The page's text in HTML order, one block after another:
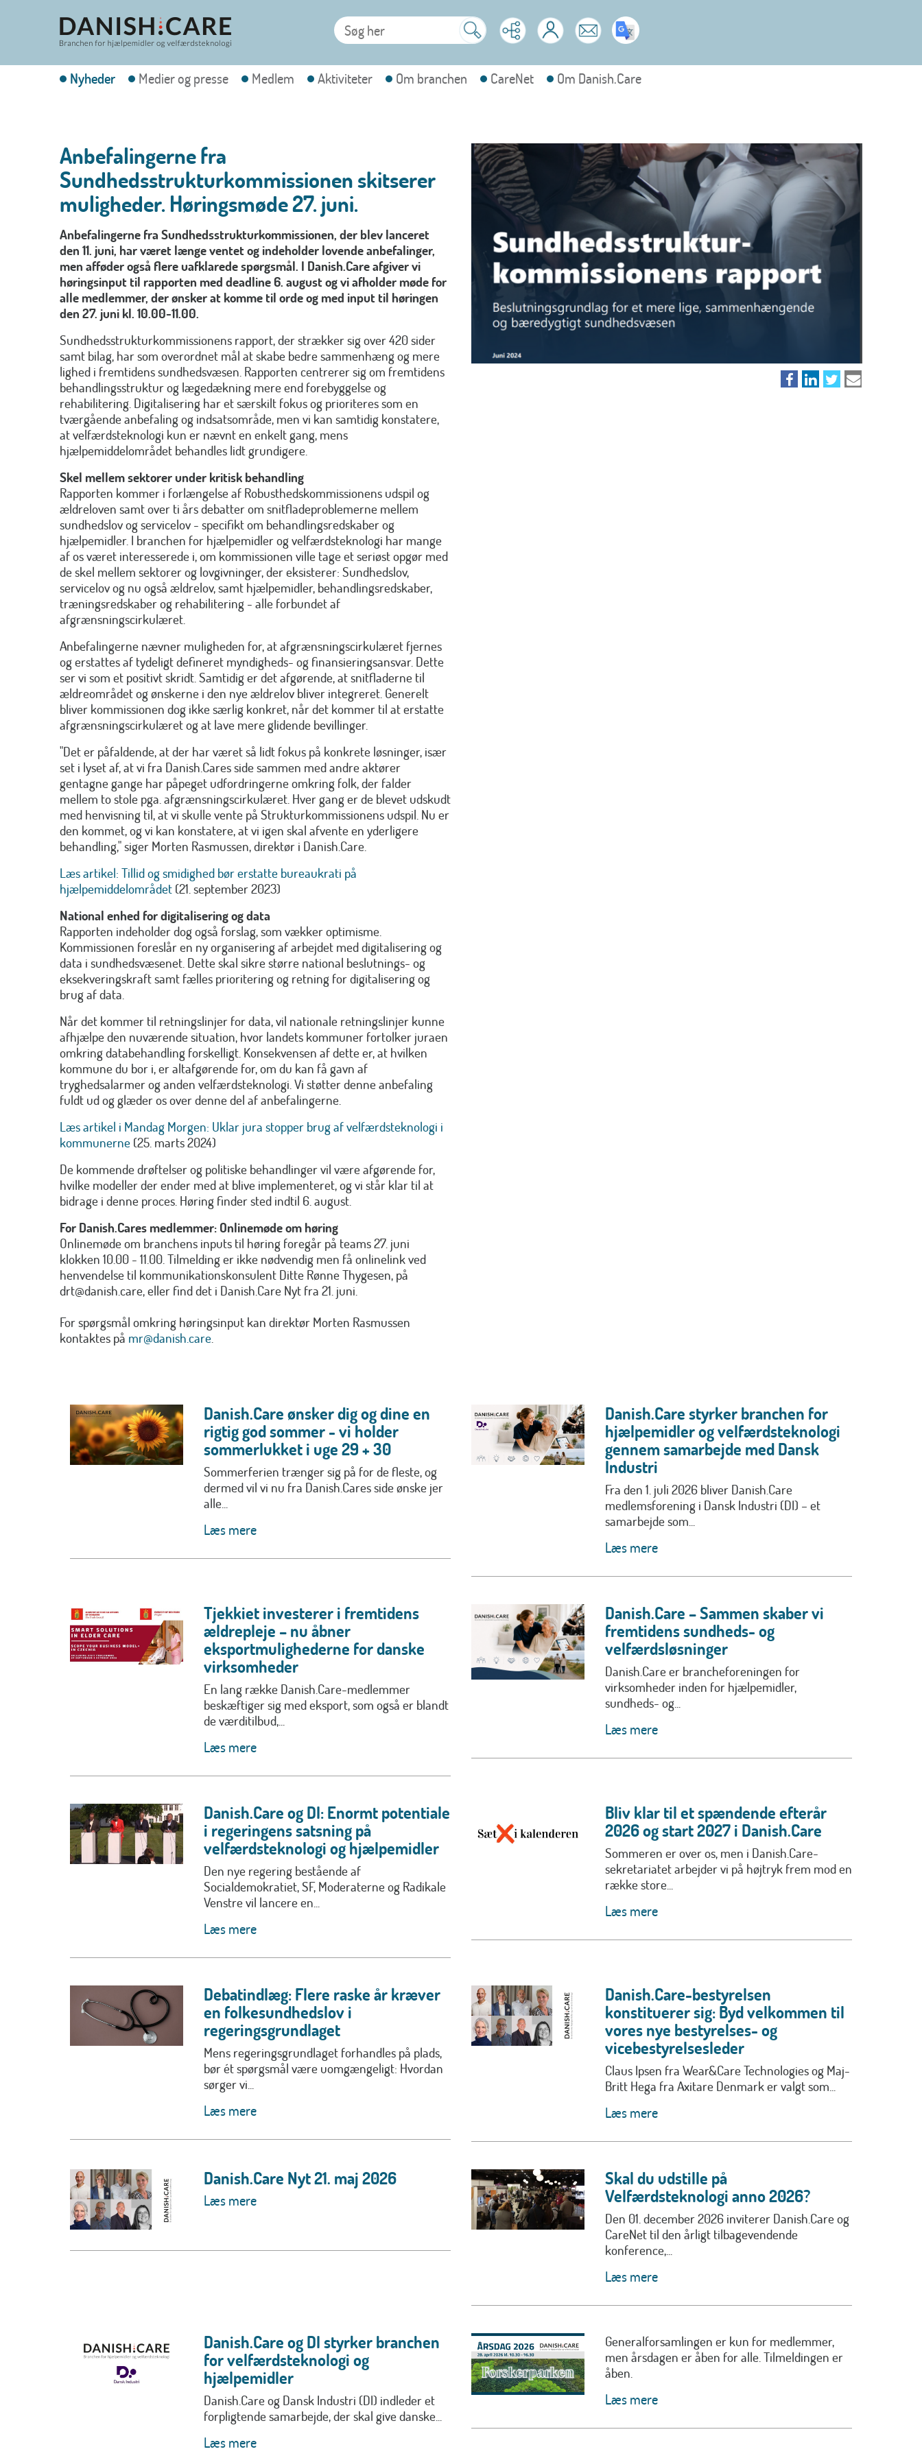
Nyheder Medier og presse Medlem Aktiviteter Om branchen CareNet Om Danish.Care
Anbefalingerne fra
Sundhedsstrukturkommissionen skitserer
muligheder. Høringsmøde 27. juni.
Anbefalingerne fra Sundhedsstrukturkommissionen, der blev lanceret
den 11. juni, har været længe ventet og indeholder lovende anbefalinger,
men afføder også flere uafklarede spørgsmål. I Danish.Care afgiver vi
høringsinput til rapporten med deadline 6. august og vi afholder møde for
alle medlemmer, der ønsker at komme til orde og med input til høringen
den 27. juni kl. 10.00-11.00.
Sundhedsstrukturkommissionens rapport, der strækker sig over 420 sider
samt bilag, har som overordnet mål at skabe bedre sammenhæng og mere
lighed i fremtidens sundhedsvæsen. Rapporten centrerer sig om fremtidens
behandlingsstruktur og lægedækning mere end forebyggelse og
rehabilitering. Digitalisering har et særskilt fokus og prioriteres som en
tværgående anbefaling og indsatsområde, men vi kan samtidig konstatere,
at velfærdsteknologi kun er nævnt en enkelt gang, mens
hjælpemiddelområdet behandles lidt grundigere.
Skel mellem sektorer under kritisk behandling
Rapporten kommer i forlængelse af Robusthedskommissionens udspil og
ældreloven samt over ti års debatter om snitfladeproblemerne mellem
sundhedslov og servicelov - specifikt om behandlingsredskaber og
hjælpemidler. I branchen for hjælpemidler og velfærdsteknologi har mange
af os været interesserede i, om kommissionen ville tage et seriøst opgør med
de skel mellem sektorer og lovgivninger, der eksisterer: Sundhedslov,
servicelov og nu også ældrelov, samt hjælpemidler, behandlingsredskaber,
træningsredskaber og rehabilitering - alle forbundet af
afgrænsningscirkulæret.
Anbefalingerne nævner muligheden for, at afgrænsningscirkulæret fjernes
og erstattes af tydeligt defineret myndigheds- og finansieringsansvar. Dette
ser vi som et positivt skridt. Samtidig er det afgørende, at snitfladerne til
ældreområdet og ønskerne i den nye ældrelov bliver integreret. Generelt
bliver kommissionen dog ikke særlig konkret, når det kommer til at erstatte
afgrænsningscirkulæret og at lave mere glidende bevillinger.
"Det er påfaldende, at der har været så lidt fokus på konkrete løsninger, især
set i lyset af, at vi fra Danish.Cares side sammen med andre aktører
gentagne gange har påpeget udfordringerne omkring folk, der falder
mellem to stole pga. afgrænsningscirkulæret. Hver gang er de blevet udskudt
med henvisning til, at vi skulle vente på Strukturkommissionens udspil. Nu er
den kommet, og vi kan konstatere, at vi igen skal afvente en yderligere
behandling," siger Morten Rasmussen, direktør i Danish.Care.
Læs artikel: Tillid og smidighed bør erstatte bureaukrati på
hjælpemiddelområdet (21. september 2023)
National enhed for digitalisering og data
Rapporten indeholder dog også forslag, som vækker optimisme.
Kommissionen foreslår en ny organisering af arbejdet med digitalisering og
data i sundhedsvæsenet. Dette skal sikre større national beslutnings- og
eksekveringskraft samt fælles prioritering og retning for digitalisering og
brug af data.
Når det kommer til retningslinjer for data, vil nationale retningslinjer kunne
afhjælpe den nuværende situation, hvor landets kommuner fortolker juraen
omkring databehandling forskelligt. Konsekvensen af dette er, at hvilken
kommune du bor i, er altafgørende for, om du kan få gavn af
tryghedsalarmer og anden velfærdsteknologi. Vi støtter denne anbefaling
fuldt ud og glæder os over denne del af anbefalingerne.
Læs artikel i Mandag Morgen: Uklar jura stopper brug af velfærdsteknologi i
kommunerne (25. marts 2024)
De kommende drøftelser og politiske behandlinger vil være afgørende for,
hvilke modeller der ender med at blive implementeret, og vi står klar til at
bidrage i denne proces. Høring finder sted indtil 6. august.
For Danish.Cares medlemmer: Onlinemøde om høring
Onlinemøde om branchens inputs til høring foregår på teams 27. juni
klokken 10.00 - 11.00. Tilmelding er ikke nødvendig men få onlinelink ved
henvendelse til kommunikationskonsulent Ditte Rønne Thygesen, på
drt@danish.care, eller find det i Danish.Care Nyt fra 21. juni.
For spørgsmål omkring høringsinput kan direktør Morten Rasmussen
kontaktes på mr@danish.care.
Danish.Care ønsker dig og dine en
rigtig god sommer - vi holder
sommerlukket i uge 29 + 30
Sommerferien trænger sig på for de fleste, og
dermed vil vi nu fra Danish.Cares side ønske jer
alle...
Læs mere
Danish.Care styrker branchen for
hjælpemidler og velfærdsteknologi
gennem samarbejde med Dansk
Industri
Fra den 1. juli 2026 bliver Danish.Care
medlemsforening i Dansk Industri (DI) – et
samarbejde som...
Læs mere
Tjekkiet investerer i fremtidens
ældrepleje – nu åbner
eksportmulighederne for danske
virksomheder
En lang række Danish.Care-medlemmer
beskæftiger sig med eksport, som også er blandt
de værditilbud,...
Læs mere
Danish.Care – Sammen skaber vi
fremtidens sundheds- og
velfærdsløsninger
Danish.Care er brancheforeningen for
virksomheder inden for hjælpemidler,
sundheds- og...
Læs mere
Danish.Care og DI: Enormt potentiale
i regeringens satsning på
velfærdsteknologi og hjælpemidler
Den nye regering bestående af
Socialdemokratiet, SF, Moderaterne og Radikale
Venstre vil lancere en...
Læs mere
Bliv klar til et spændende efterår
2026 og start 2027 i Danish.Care
Sommeren er over os, men i Danish.Care-
sekretariatet arbejder vi på højtryk frem mod en
række store...
Læs mere
Debatindlæg: Flere raske år kræver
en folkesundhedslov i
regeringsgrundlaget
Mens regeringsgrundlaget forhandles på plads,
bør ét spørgsmål være uomgængeligt: Hvordan
sørger vi...
Læs mere
Danish.Care-bestyrelsen
konstituerer sig: Byd velkommen til
vores nye bestyrelses- og
vicebestyrelsesleder
Claus Ipsen fra Wear&Care Technologies og Maj-
Britt Hega fra Axitare Denmark er valgt som...
Læs mere
Danish.Care Nyt 21. maj 2026
Læs mere
Skal du udstille på
Velfærdsteknologi anno 2026?
Den 01. december 2026 inviterer Danish.Care og
CareNet til den årligt tilbagevendende
konference,...
Læs mere
Danish.Care og DI styrker branchen
for velfærdsteknologi og
hjælpemidler
Danish.Care og Dansk Industri (DI) indleder et
forpligtende samarbejde, der skal give danske...
Læs mere
Generalforsamlingen er kun for medlemmer,
men årsdagen er åben for alle. Tilmeldingen er
åben.
Læs mere